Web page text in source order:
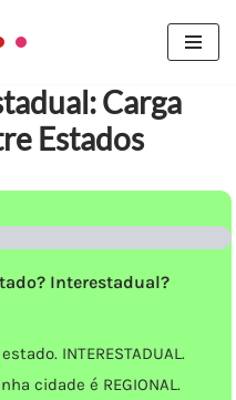
Carga
Estados
Interestadual?
INTERESTADUAL.
cidade é REGIONAL.